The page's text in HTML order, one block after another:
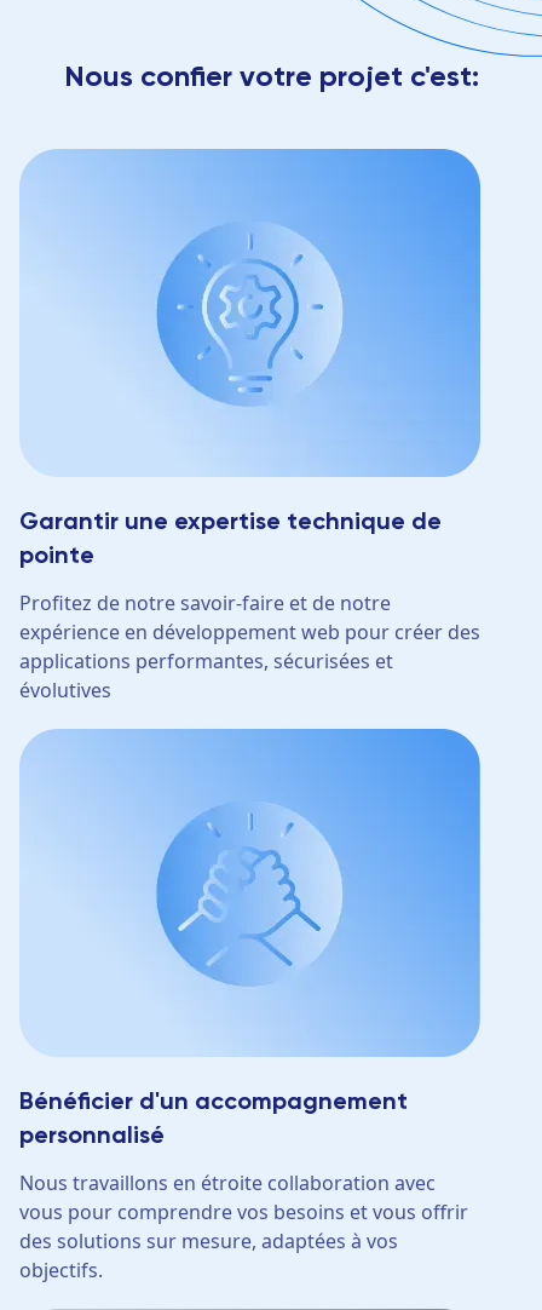
Nous confier votre projet c'est:
Garantir une expertise technique de
pointe
Profitez de notre savoir-faire et de notre
expérience en développement web pour créer des
applications performantes, sécurisées et
évolutives
Bénéficier d'un accompagnement
personnalisé
Nous travaillons en étroite collaboration avec
vous pour comprendre vos besoins et vous offrir
des solutions sur mesure, adaptées à vos
objectifs.